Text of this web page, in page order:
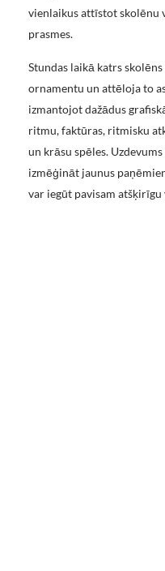
vienlaikus attīstot skolēnu
prasmes.
Stundas laikā katrs
ornamentu un attēloja to
izmantojot dažādus
ritmu, faktūras, ritmisku
un krāsu spēles.
izmēģināt jaunus
var iegūt pavisam